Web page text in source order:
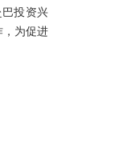
投资兴
，为促进